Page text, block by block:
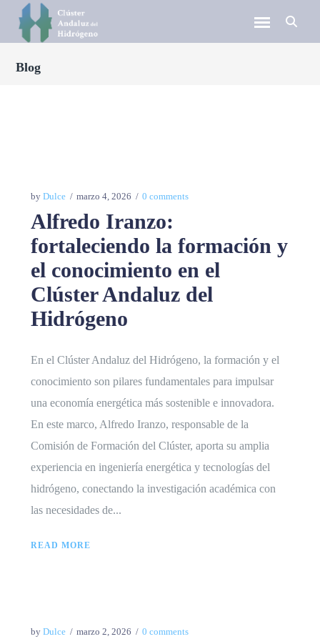
Blog
by Dulce marzo 4, 2026 0 comments
Alfredo Iranzo:
fortaleciendo la formación y
el conocimiento en el
Clúster Andaluz del
Hidrógeno
En el Clúster Andaluz del Hidrógeno, la formación y el
conocimiento son pilares fundamentales para impulsar
una economía energética más sostenible e innovadora.
En este marco, Alfredo Iranzo, responsable de la
Comisión de Formación del Clúster, aporta su amplia
experiencia en ingeniería energética y tecnologías del
hidrógeno, conectando la investigación académica con
las necesidades de...
READ MORE
by Dulce marzo 2, 2026 0 comments